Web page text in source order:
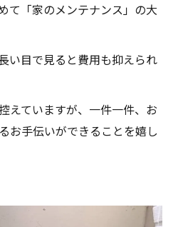
て「家のメンテナンス」の大
い目で見ると費用も抑えられ
えていますが、一件一件、お
お手伝いができることを嬉し